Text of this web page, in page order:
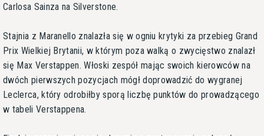
Carlosa Sainza na Silverstone.
Stajnia z Maranello znalazła się w ogniu krytyki za przebieg Grand
Prix Wielkiej Brytanii, w którym poza walką o zwycięstwo znalazł
się Max Verstappen. Włoski zespół mając swoich kierowców na
dwóch pierwszych pozycjach mógł doprowadzić do wygranej
Leclerca, który odrobiłby sporą liczbę punktów do prowadzącego
w tabeli Verstappena.